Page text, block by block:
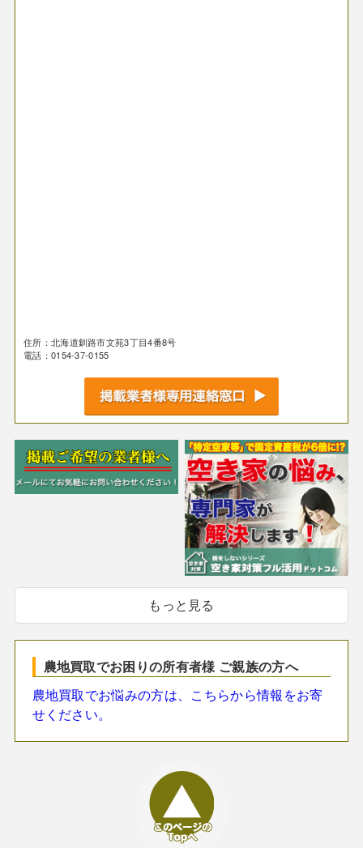
住所：北海道釧路市文苑3丁目4番8号
電話：0154-37-0155
もっと見る
農地買取でお困りの所有者様 ご親族の方へ
農地買取でお悩みの方は、こちらから情報をお寄
せください。